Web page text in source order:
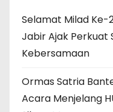
Selamat Milad Ke-
Jabir Ajak Perkuat
Kebersamaan
Ormas Satria
Acara Menjelang